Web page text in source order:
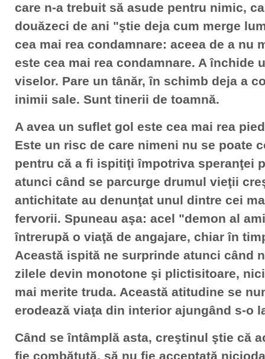
care n-a trebuit să asude pentru nimic,
douăzeci de ani "ştie deja cum merge
cea mai rea condamnare: aceea de a nu
este cea mai rea condamnare. A închide
viselor. Pare un tânăr, în schimb deja a
inimii sale. Sunt tinerii de toamnă.
A avea un suflet gol este cea mai rea
Este un risc de care nimeni nu se poate
pentru că a fi ispitiţi împotriva speranţei
atunci când se parcurge drumul vieţii
antichitate au denunţat unul dintre cei
fervorii. Spuneau aşa: acel "demon al
întrerupă o viaţă de angajare, chiar în
Această ispită ne surprinde atunci când
zilele devin monotone şi plictisitoare,
mai merite truda. Această atitudine se
erodează viaţa din interior ajungând s-o
Când se întâmplă asta, creştinul ştie că
fie combătută, să nu fie acceptată